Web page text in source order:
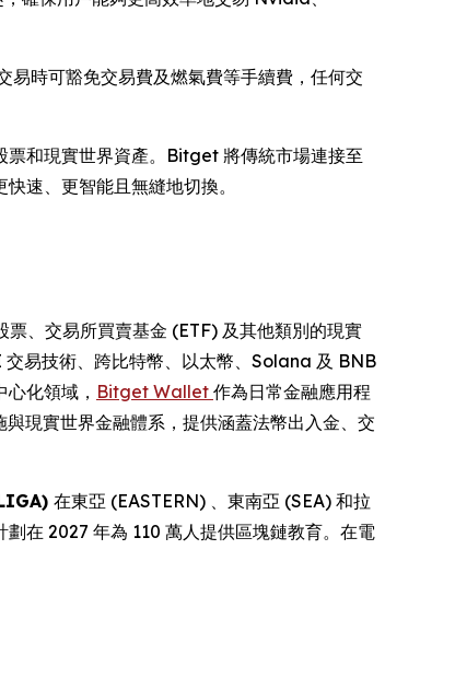
易時可豁免交易費及燃氣費等手續費，任何交
和現實世界資產。Bitget 將傳統市場連接至
速、更智能且無縫地切換。
、交易所買賣基金 (ETF) 及其他類別的現實
易技術、跨比特幣、以太幣、Solana 及 BNB
化領域， Bitget Wallet 作為日常金融應用程
現實世界金融體系，提供涵蓋法幣出入金、交
在東亞 (EASTERN) 、東南亞 (SEA) 和拉
劃在 2027 年為 110 萬人提供區塊鏈教育。在電